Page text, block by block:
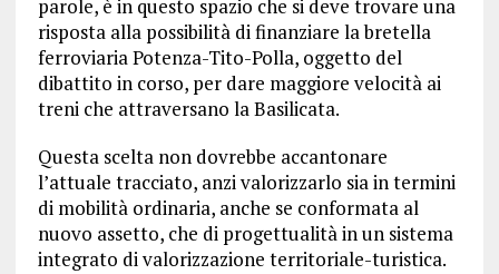
parole, è in questo spazio che si deve trovare una
risposta alla possibilità di finanziare la bretella
ferroviaria Potenza-Tito-Polla, oggetto del
dibattito in corso, per dare maggiore velocità ai
treni che attraversano la Basilicata.
Questa scelta non dovrebbe accantonare
l’attuale tracciato, anzi valorizzarlo sia in termini
di mobilità ordinaria, anche se conformata al
nuovo assetto, che di progettualità in un sistema
integrato di valorizzazione territoriale-turistica.